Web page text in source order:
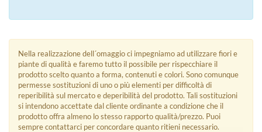
Nella realizzazione dell´omaggio ci impegniamo ad utilizzare fiori e
piante di qualità e faremo tutto il possibile per rispecchiare il
prodotto scelto quanto a forma, contenuti e colori. Sono comunque
permesse sostituzioni di uno o più elementi per difficoltà di
reperibilità sul mercato e deperibilità del prodotto. Tali sostituzioni
si intendono accettate dal cliente ordinante a condizione che il
prodotto offra almeno lo stesso rapporto qualità/prezzo. Puoi
sempre contattarci per concordare quanto ritieni necessario.